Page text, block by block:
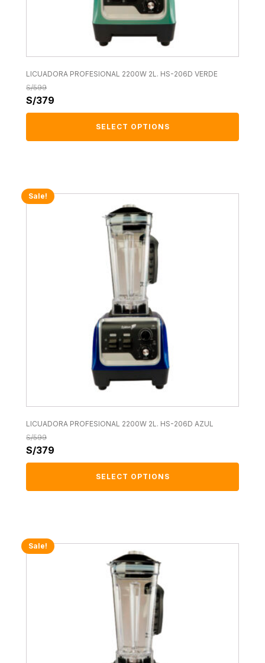
LICUADORA PROFESIONAL 2200W 2L. HS-206D VERDE
S/599
S/379
SELECT OPTIONS
Sale!
LICUADORA PROFESIONAL 2200W 2L. HS-206D AZUL
S/599
S/379
SELECT OPTIONS
Sale!